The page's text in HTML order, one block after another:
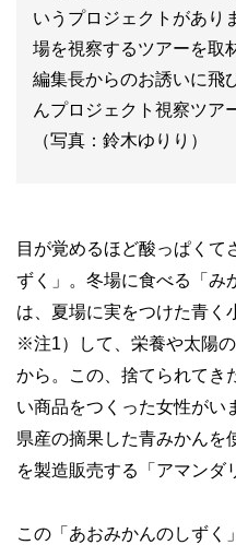
いうプロジェクトがあり
場を視察するツアーを取
編集長からのお誘いに飛
んプロジェクト視察ツア
（写真：鈴木ゆりり）
目が覚めるほど酸っぱくて
ずく」。冬場に食べる「み
は、夏場に実をつけた青
※注1）して、栄養や太陽
から。この、捨てられてき
い商品をつくった女性がい
県産の摘果した青みかんを
を製造販売する「アマンダ
この「あおみかんのしずく